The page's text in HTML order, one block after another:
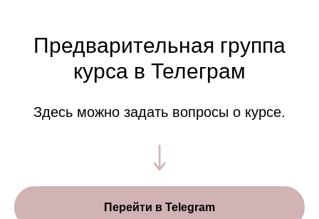
Предварительная группа
курса в Телеграм
Здесь можно задать вопросы о курсе.
Перейти в Telegram